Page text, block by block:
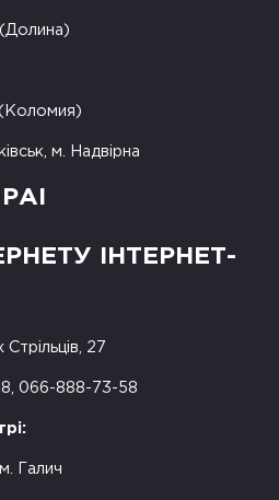
(Долина)
(Коломия)
м. Надвірна
ІНТЕРНЕТ-
27
066-888-73-58
Галич